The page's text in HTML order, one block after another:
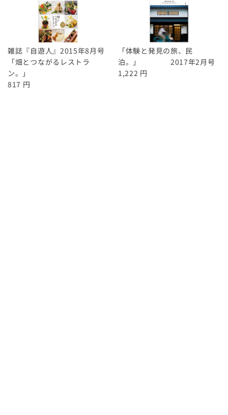
雑誌『自遊人』2015年8月号
「畑とつながるレストラ
ン。」
817 円
「体験と発見の旅、民
泊。」 2017年2月号
1,222 円